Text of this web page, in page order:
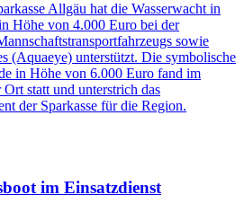
Allgäu hat die Wasserwacht in
Höhe von 4.000 Euro bei der
sowie
(Aquaeye) unterstützt. Die symbolische
in Höhe von 6.000 Euro fand im
statt und unterstrich das
der Sparkasse für die Region.
im Einsatzdienst